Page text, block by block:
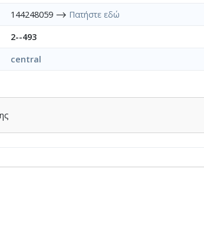
144248059 ⟶ Πατήστε εδώ
2--493
central